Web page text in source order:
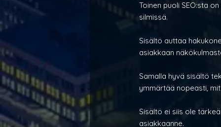
Toinen puoli SEO:sta
silmissä.
Sisältö auttaa
asiakkaan
Samalla hyvä sisältö
ymmärtää nopeasti,
Sisältö ei siis ole
asiakkaanne.